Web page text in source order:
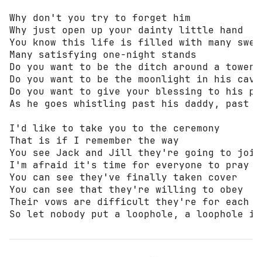
Why don't you try to forget him
Why just open up your dainty little hand
You know this life is filled with many sweet
Many satisfying one-night stands
Do you want to be the ditch around a tower
Do you want to be the moonlight in his cave
Do you want to give your blessing to his
As he goes whistling past his daddy, past
I'd like to take you to the ceremony
That is if I remember the way
You see Jack and Jill they're going to
I'm afraid it's time for everyone to pray
You can see they've finally taken cover
You can see that they're willing to obey
Their vows are difficult they're for each
So let nobody put a loophole, a loophole